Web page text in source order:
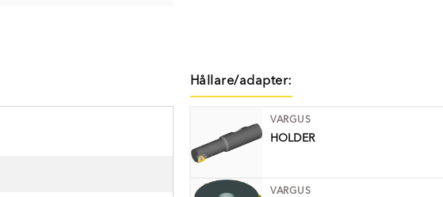
Hållare/adapter:
VARGUS
HOLDER
VARGUS